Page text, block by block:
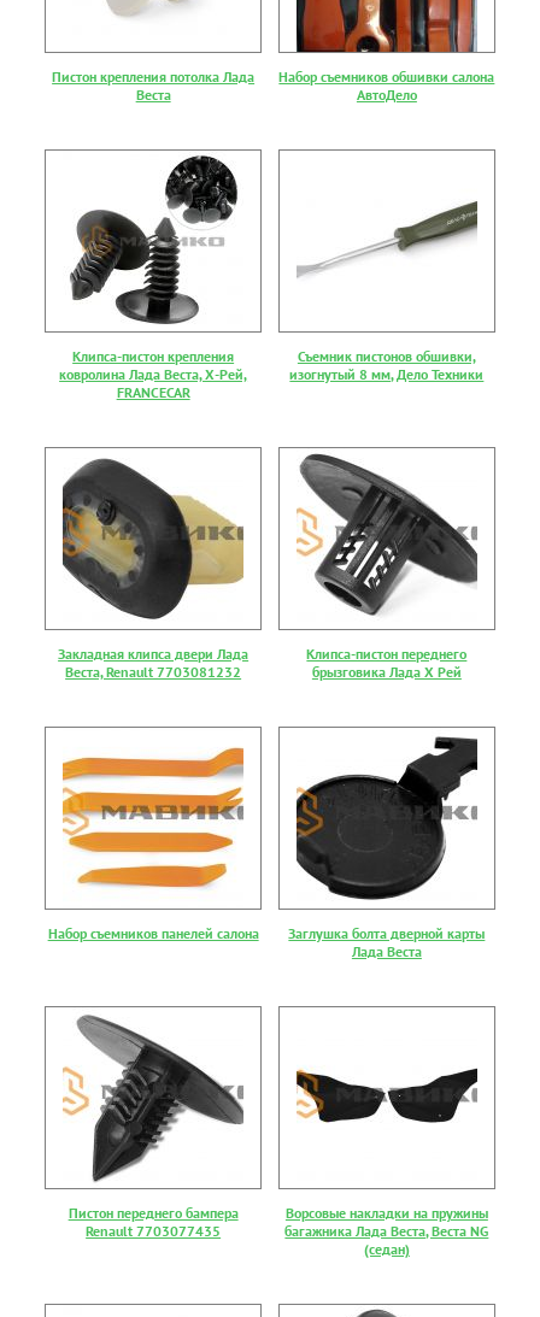
Пистон крепления потолка Лада
Веста
Набор съемников обшивки салона
АвтоДело
Клипса-пистон крепления
ковролина Лада Веста, Х-Рей,
FRANCECAR
Съемник пистонов обшивки,
изогнутый 8 мм, Дело Техники
Закладная клипса двери Лада
Веста, Renault 7703081232
Клипса-пистон переднего
брызговика Лада Х Рей
Набор съемников панелей салона
Заглушка болта дверной карты
Лада Веста
Пистон переднего бампера
Renault 7703077435
Ворсовые накладки на пружины
багажника Лада Веста, Веста NG
(седан)